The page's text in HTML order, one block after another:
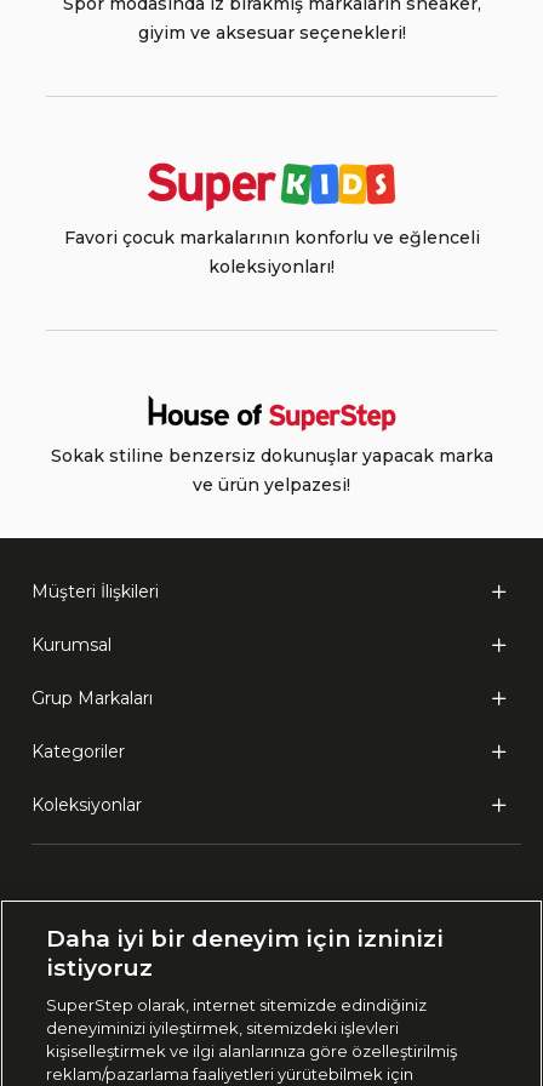
giyim ve aksesuar seçenekleri!
Favori çocuk markalarının konforlu ve eğlenceli
koleksiyonları!
Sokak stiline benzersiz dokunuşlar yapacak marka
ve ürün yelpazesi!
Müşteri İlişkileri
Kurumsal
Grup Markaları
Kategoriler
Koleksiyonlar
🇹🇷 Türkiye
444 37 36
Daha iyi bir deneyim için izninizi
istiyoruz
SuperStep olarak, internet sitemizde edindiğiniz
deneyiminizi iyileştirmek, sitemizdeki işlevleri
kişiselleştirmek ve ilgi alanlarınıza göre özelleştirilmiş
reklam/pazarlama faaliyetleri yürütebilmek için